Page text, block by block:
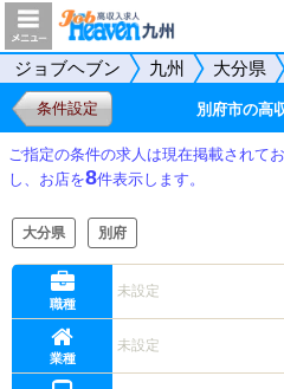
ジョブヘブン 九州 大分県
条件設定 別府市の高
ご指定の条件の求人は現在掲載されて
し、お店を8件表示します。
大分県 別府
職種
未設定
業種
未設定